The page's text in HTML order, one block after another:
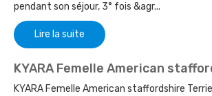
pendant son séjour, 3° fois &agr...
Lire la suite
KYARA Femelle American
KYARA Femelle American staffordshire